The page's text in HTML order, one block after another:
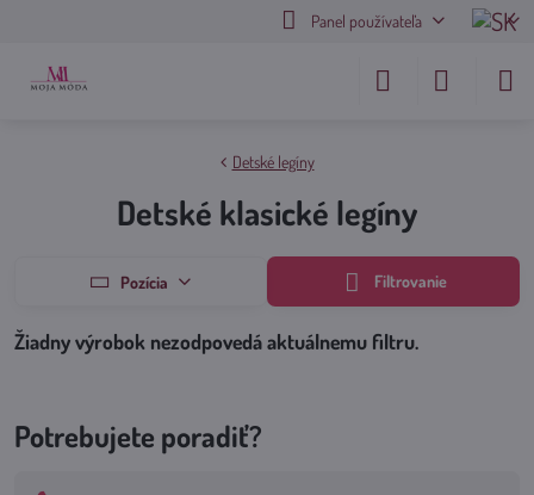
Panel používateľa
Detské legíny
Detské klasické legíny
Pozícia Filtrovanie
Potrebujete poradiť?